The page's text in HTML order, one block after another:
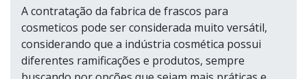
A contratação da fabrica de frascos para
cosmeticos pode ser considerada muito versátil,
considerando que a indústria cosmética possui
diferentes ramificações e produtos, sempre